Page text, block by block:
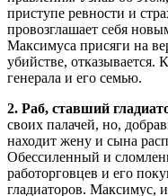
приступе ревности и
провозглашает себя
Максимуса присяги на
убийстве, отказывается.
генерала и его семью.
2. Раб, ставший
своих палачей, но,
находит жену и сына
Обессиленный и
работорговцев и его
гладиаторов. Максимус,